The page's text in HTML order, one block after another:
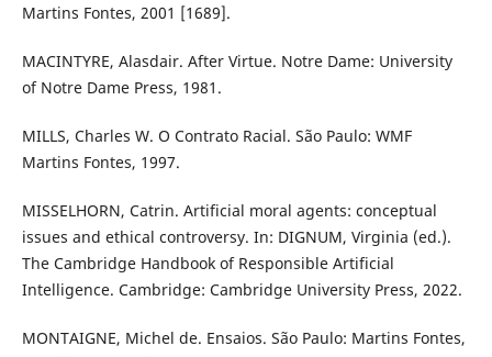
Martins Fontes, 2001 [1689].
MACINTYRE, Alasdair. After Virtue. Notre Dame: University
of Notre Dame Press, 1981.
MILLS, Charles W. O Contrato Racial. São Paulo: WMF
Martins Fontes, 1997.
MISSELHORN, Catrin. Artificial moral agents: conceptual
issues and ethical controversy. In: DIGNUM, Virginia (ed.).
The Cambridge Handbook of Responsible Artificial
Intelligence. Cambridge: Cambridge University Press, 2022.
MONTAIGNE, Michel de. Ensaios. São Paulo: Martins Fontes,